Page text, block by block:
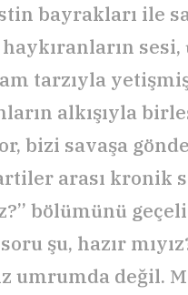
bayrakları ile
tarzıyla
alkışıyla
bizi savaşa
arası kronik
bölümünü
şu, hazır
umrumda değil.